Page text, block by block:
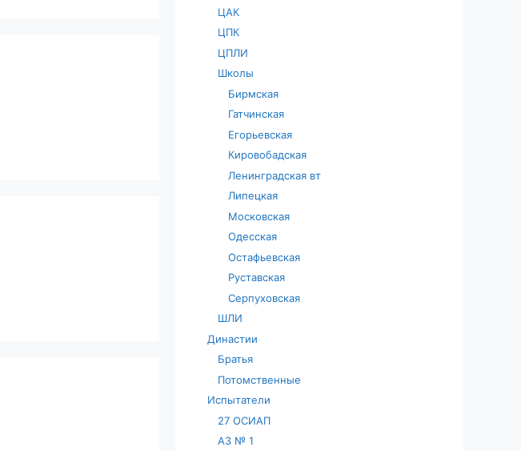
ЦАК
ЦПК
ЦПЛИ
Школы
Бирмская
Гатчинская
Егорьевская
Кировобадская
Ленинградская вт
Липецкая
Московская
Одесская
Остафьевская
Руставская
Серпуховская
ШЛИ
Династии
Братья
Потомственные
Испытатели
27 ОСИАП
АЗ № 1